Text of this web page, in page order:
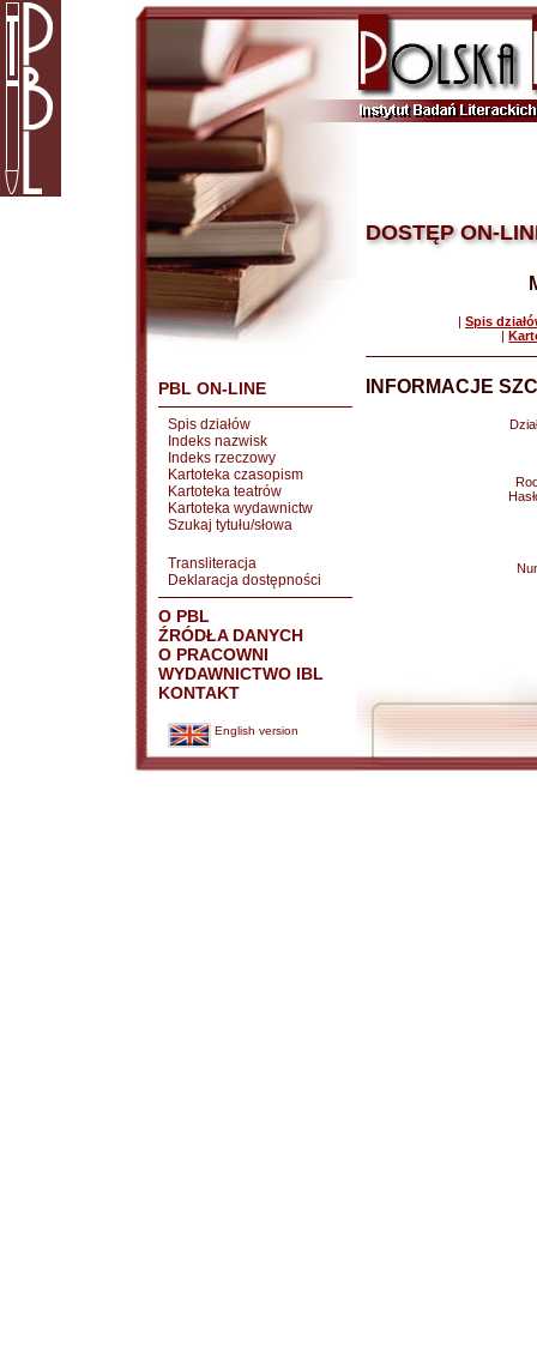
PBL ON-LINE
Spis działów
Indeks nazwisk
Indeks rzeczowy
Kartoteka czasopism
Kartoteka teatrów
Kartoteka wydawnictw
Szukaj tytułu/słowa
Transliteracja
Deklaracja dostępności
O PBL
ŹRÓDŁA DANYCH
O PRACOWNI
WYDAWNICTWO IBL
KONTAKT
English version
DOSTĘP ON-
| Spis
|
INFORMACJE